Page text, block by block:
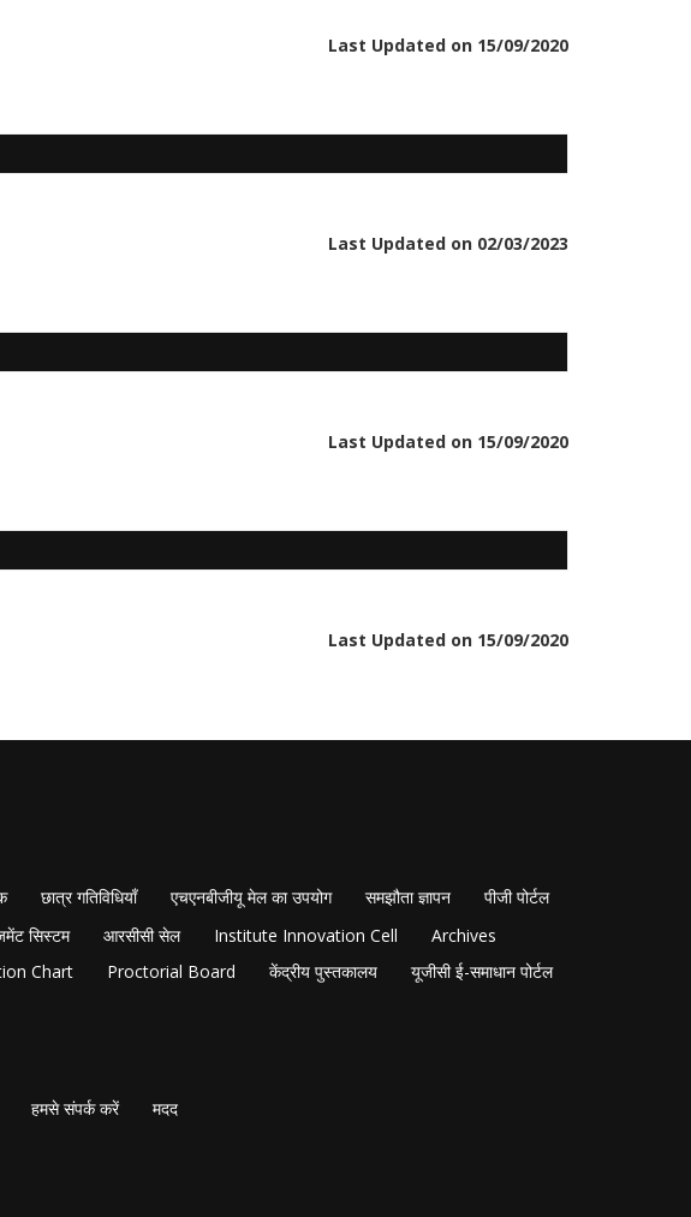
Last Updated on 15/09/2020
Last Updated on 02/03/2023
Last Updated on 15/09/2020
Last Updated on 15/09/2020
छात्र गतिविधियाँ एचएनबीजीयू मेल का उपयोग समझौता ज्ञापन
पीजी पोर्टल
सिस्टम आरसीसी सेल Institute Innovation Cell
Archives
Chart Proctorial Board केंद्रीय पुस्तकालय यूजीसी ई-समाधान पोर्टल
हमसे संपर्क करें मदद